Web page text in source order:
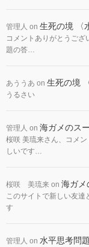
管理人 on 生死の境 〈
コメントありがとうござ
題の答…
あううあ on 生死の境
うるさい
管理人 on 海ガメのス
桜咲 美琉来さん、コメ
しいです…
桜咲 美琉来 on 海ガメ
このサイトで新しい友達
す
管理人 on 水平思考問